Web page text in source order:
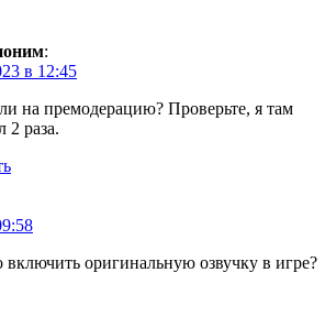
:
в 12:45
на премодерацию? Проверьте, я там
2 раза.
оригинальную озвучку в игре?